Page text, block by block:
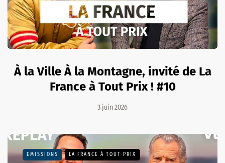
À la Ville À la Montagne, invité de La
France à Tout Prix ! #10
3 juin 2026
EMISSIONS LA FRANCE À TOUT PRIX